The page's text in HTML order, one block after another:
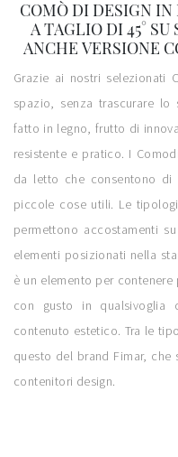
COMÒ DI DESIGN
A TAGLIO DI 45°
ANCHE VERSIONE
Grazie ai nostri selezionati
spazio, senza trascurare
fatto in legno, frutto di
resistente e pratico. I
da letto che consentono
piccole cose utili. Le
permettono accostamenti
elementi posizionati nella
è un elemento per
con gusto in qualsivoglia
contenuto estetico. Tra le
questo del brand Fimar,
contenitori design.